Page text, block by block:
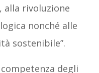
rivoluzione
nonché alle
sostenibile”.
degli